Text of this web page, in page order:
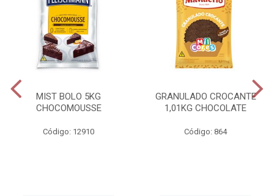
MIST BOLO 5KG
CHOCOMOUSSE
Código: 12910
GRANULADO CROCANTE
1,01KG CHOCOLATE
Código: 864